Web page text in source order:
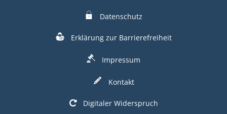
Datenschutz
Erklärung zur Barrierefreiheit
Impressum
Kontakt
Digitaler Widerspruch